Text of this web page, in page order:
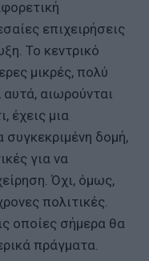
επιχειρήσεις
Το κεντρικό
μικρές, πολύ
αιωρούνται
έχεις μια
συγκεκριμένη δομή,
για να
Όχι, όμως,
πολιτικές.
οποίες σήμερα θα
πράγματα.